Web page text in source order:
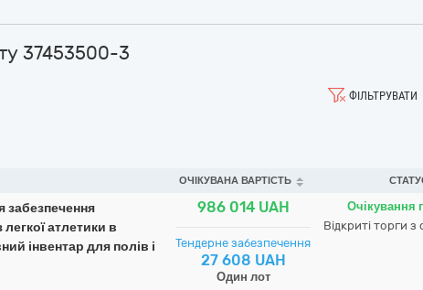
37453500-3
ФІЛЬТРУВАТИ
ОЧІКУВАНА ВАРТІСТЬ
забезпечення
легкої атлетики в
інвентар для полів і
986 014 UAH
Тендерне забезпечення
27 608 UAH
Один лот
Очікування
Відкриті торги